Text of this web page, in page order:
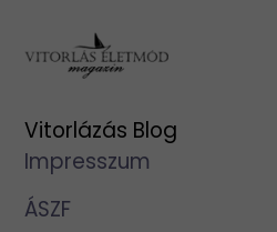
Vitorlázás Blog
Impresszum
ÁSZF